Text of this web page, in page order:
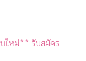
ใหม่** รับสมัคร